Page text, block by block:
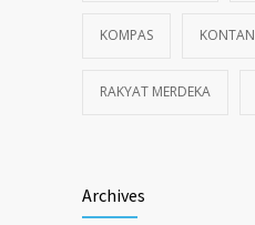
KOMPAS KONTAN
RAKYAT MERDEKA
Archives